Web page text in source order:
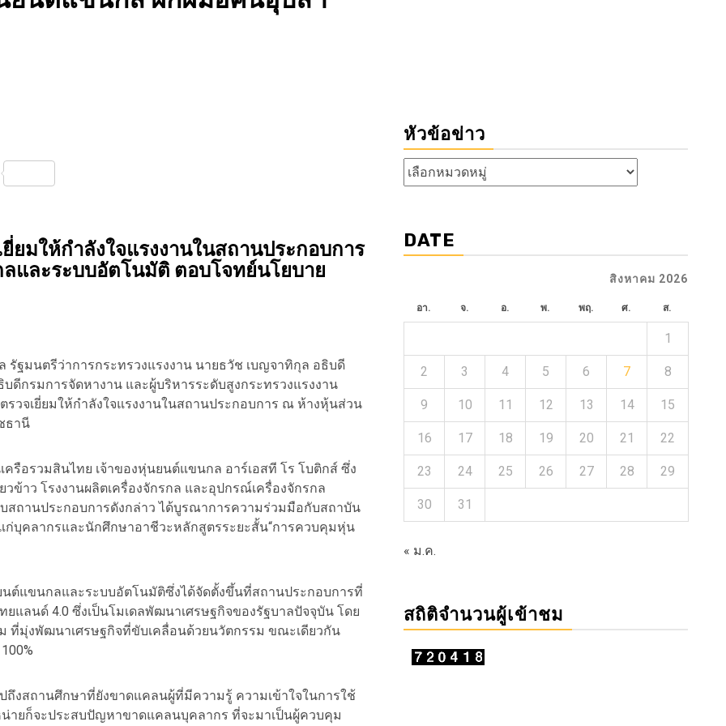
Share
ยมให้กำลังใจแรงงานในสถานประกอบการ
และระบบอัตโนมัติ ตอบโจทย์นโยบาย
ฐมนตรีว่าการกระทรวงแรงงาน นายธวัช เบญจาทิกุล อธิบดี
กรมการจัดหางาน และผู้บริหารระดับสูงกระทรวงแรงงาน
วจเยี่ยมให้กำลังใจแรงงานในสถานประกอบการ ณ ห้างหุ้นส่วน
ธานี
อรวมสินไทย เจ้าของหุ่นยนต์แขนกล อาร์เอสที โร โบติกส์ ซึ่ง
ข้าว โรงงานผลิตเครื่องจักรกล และอุปกรณ์เครื่องจักรกล
สถานประกอบการดังกล่าว ได้บูรณาการความร่วมมือกับสถาบัน
บุคลากรและนักศึกษาอาชีวะหลักสูตรระยะสั้น“การควบคุมหุ่น
นต์แขนกลและระบบอัตโนมัติซึ่งได้จัดตั้งขึ้นที่สถานประกอบการที่
แลนด์ 4.0 ซึ่งเป็นโมเดลพัฒนาเศรษฐกิจของรัฐบาลปัจจุบัน โดย
ที่มุ่งพัฒนาเศรษฐกิจที่ขับเคลื่อนด้วยนวัตกรรม ขณะเดียวกัน
ถึงสถานศึกษาที่ยังขาดแคลนผู้ที่มีความรู้ ความเข้าใจในการใช้
ยก็จะประสบปัญหาขาดแคลนบุคลากร ที่จะมาเป็นผู้ควบคุม
หัวข้อข่าว
หัวข้อ
ข่าว
DATE
สิงหาคม 2026
อา. จ. อ. พ. พฤ. ศ. ส.
1
2 3 4 5 6 7 8
9 10 11 12 13 14 15
16 17 18 19 20 21 22
23 24 25 26 27 28 29
30 31
« ม.ค.
สถิติจำนวนผู้เข้าชม